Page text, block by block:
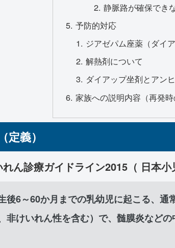
静脈路が確保でき
予防的対応
ジアゼパム座薬（ダイ
解熱剤について
ダイアップ坐剤とアン
家族への説明内容（再発時
定義）
ん診療ガイドライン2015（ 日本小
後6～60か月までの乳幼児に起こる、
非けいれん性を含む）で、髄膜炎など